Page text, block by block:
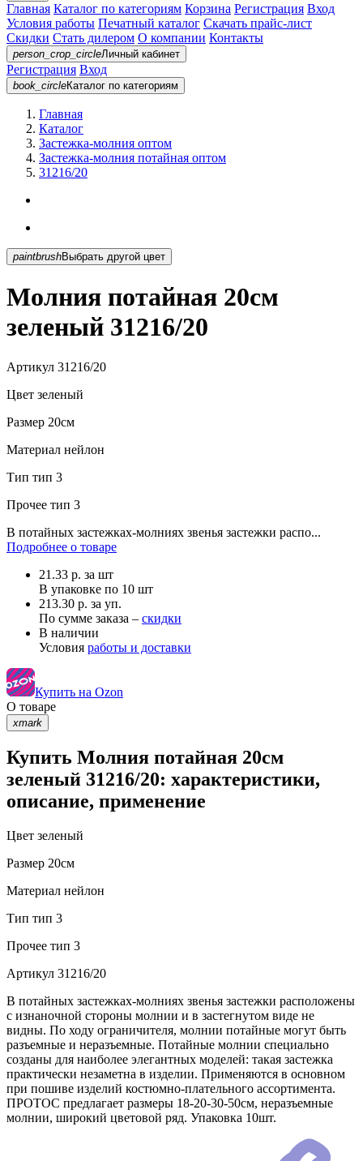
Главная Каталог по категориям Корзина Регистрация Вход
Условия работы Печатный каталог Скачать прайс-лист
Скидки Стать дилером О компании Контакты
person_crop_circleЛичный кабинет
Регистрация Вход
book_circleКаталог по категориям
Главная
Каталог
Застежка-молния оптом
Застежка-молния потайная оптом
31216/20
paintbrush Выбрать другой цвет
Молния потайная 20см
зеленый 31216/20
Артикул 31216/20
Цвет зеленый
Размер 20см
Материал нейлон
Тип тип 3
Прочее тип 3
В потайных застежках-молниях звенья застежки распо...
Подробнее о товаре
21.33 р. за шт
В упаковке по 10 шт
213.30 р. за уп.
По сумме заказа – скидки
В наличии
Условия работы и доставки
Купить на Ozon
О товаре
xmark
Купить Молния потайная 20см
зеленый 31216/20: характеристики,
описание, применение
Цвет зеленый
Размер 20см
Материал нейлон
Тип тип 3
Прочее тип 3
Артикул 31216/20
В потайных застежках-молниях звенья застежки расположены
с изнаночной стороны молнии и в застегнутом виде не
видны. По ходу ограничителя, молнии потайные могут быть
разъемные и неразъемные. Потайные молнии специально
созданы для наиболее элегантных моделей: такая застежка
практически незаметна в изделии. Применяются в основном
при пошиве изделий костюмно-плательного ассортимента.
ПРОТОС предлагает размеры 18-20-30-50см, неразъемные
молнии, широкий цветовой ряд. Упаковка 10шт.